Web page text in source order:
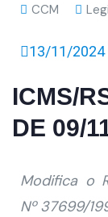
CCM
13/11/2024
ICMS/
DE 09/
Modifica o
Nº 37699/